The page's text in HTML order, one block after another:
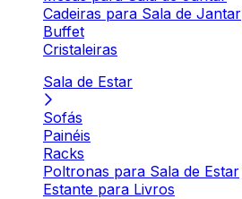
Cadeiras para Sala de Jantar
Buffet
Cristaleiras
Sala de Estar
Sofás
Painéis
Racks
Poltronas para Sala de Estar
Estante para Livros